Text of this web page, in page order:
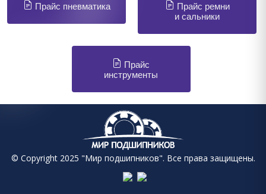
Прайс пневматика
Прайс ремни
и сальники
Прайс
инструменты
© Copyright 2025 "Мир подшипников". Все права защищены.